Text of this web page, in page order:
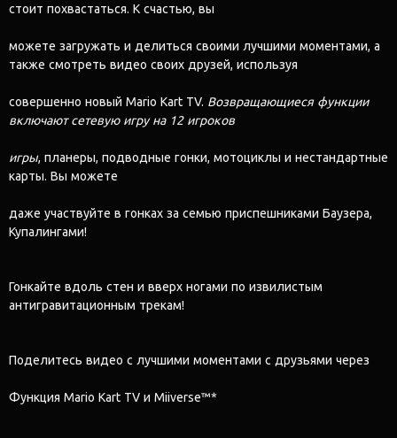
стоит похвастаться. К счастью, вы
можете загружать и делиться своими лучшими моментами, а
также смотреть видео своих друзей, используя
совершенно новый Mario Kart TV. Возвращающиеся функции
включают сетевую игру на 12 игроков
игры, планеры, подводные гонки, мотоциклы и нестандартные
карты. Вы можете
даже участвуйте в гонках за семью приспешниками Баузера,
Купалингами!
Гонкайте вдоль стен и вверх ногами по извилистым
антигравитационным трекам!
Поделитесь видео с лучшими моментами с друзьями через
Функция Mario Kart TV и Miiverse™*